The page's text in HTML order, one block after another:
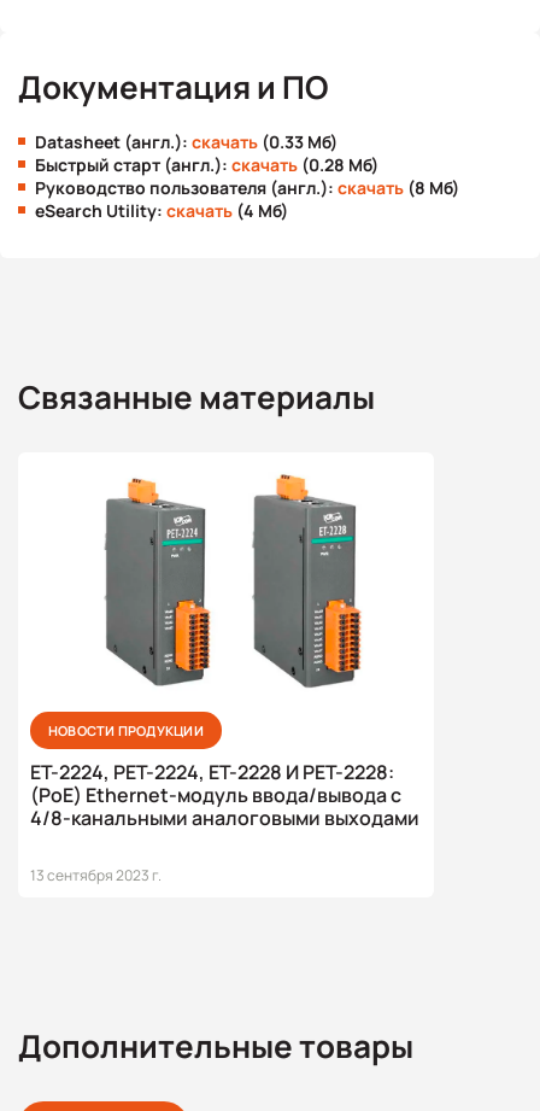
Документация и ПО
Datasheet (англ.): скачать (0.33 Мб)
Быстрый старт (англ.): скачать (0.28 Мб)
Руководство пользователя (англ.): скачать (8 Мб)
eSearch Utility: скачать (4 Мб)
Связанные материалы
НОВОСТИ ПРОДУКЦИИ
ET-2224, PET-2224, ET-2228 И PET-2228:
(PoE) Ethernet-модуль ввода/вывода с
4/8-канальными аналоговыми выходами
13 сентября 2023 г.
Дополнительные товары